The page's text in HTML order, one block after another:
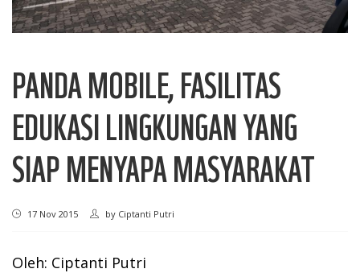
PANDA MOBILE, FASILITAS
EDUKASI LINGKUNGAN YANG
SIAP MENYAPA MASYARAKAT
17 Nov 2015 by Ciptanti Putri
Oleh: Ciptanti Putri